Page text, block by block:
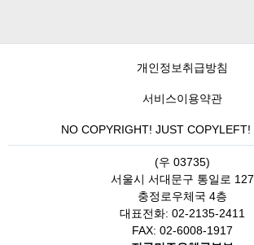
개인정보취급방침
서비스이용약관
NO COPYRIGHT! JUST COPYLEFT!
(우 03735)
서울시 서대문구 통일로 127
충정로우체국 4층
대표전화: 02-2135-2411
FAX: 02-6008-1917